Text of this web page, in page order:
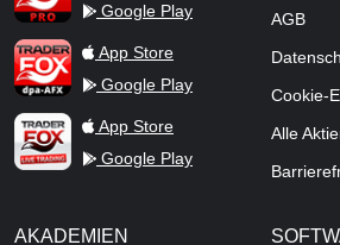
Google Play
TraderFox dpa-AFX ProFeed
App Store
Google Play
TraderFox Live Trading
App Store
Google Play
AGB
Cookie-
Alle
AKADEMIEN